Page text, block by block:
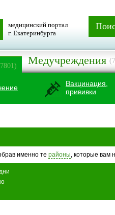
медицинский портал
г. Екатеринбурга
Медучреждения
Вакцинация,
прививки
именно те районы, которые вам